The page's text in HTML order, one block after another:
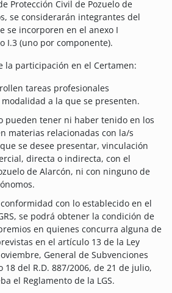
Protección Civil de Pozuelo de
se considerarán integrantes del
se incorporen en el anexo I
I.3 (uno por componente).
la participación en el Certamen:
tareas profesionales
a la que se presenten.
pueden tener ni haber tenido en los
materias relacionadas con la/s
se desee presentar, vinculación
directa o indirecta, con el
de Alarcón, ni con ninguno de
con lo establecido en el
se podrá obtener la condición de
en quienes concurra alguna de
en el artículo 13 de la Ley
General de Subvenciones
18 del R.D. 887/2006, de 21 de julio,
el Reglamento de la LGS.